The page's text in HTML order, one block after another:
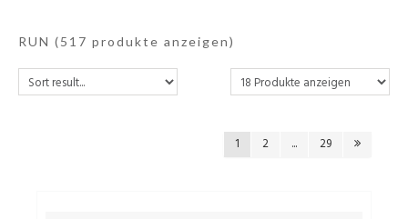
Run
Swim
RUN (517 produkte anzeigen)
1 2 ... 29